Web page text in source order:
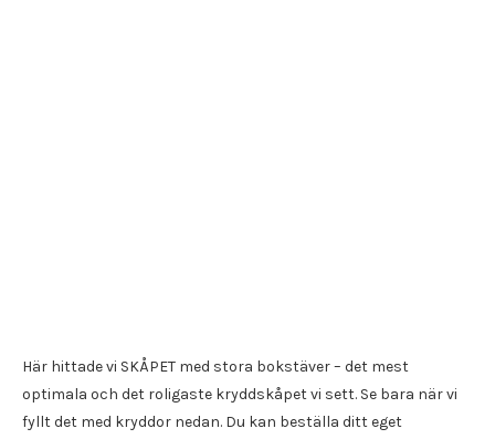
Här hittade vi SKÅPET med stora bokstäver – det mest
optimala och det roligaste kryddskåpet vi sett. Se bara när vi
fyllt det med kryddor nedan. Du kan beställa ditt eget